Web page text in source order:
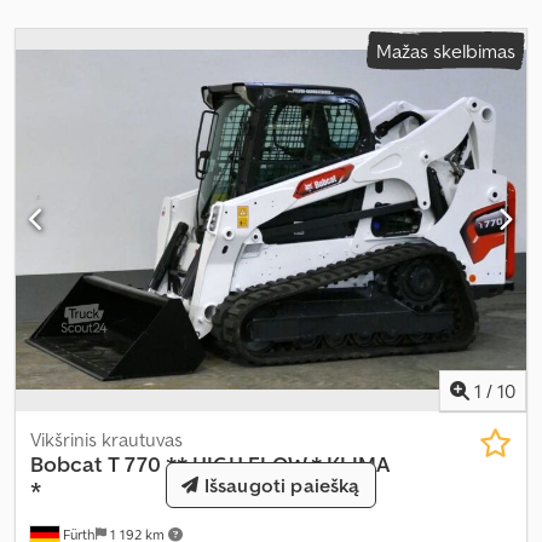
Mažas skelbimas
1 / 10
Fürth 1 192 km
Vikšrinis krautuvas
Bobcat T 770 ** HIGH FLOW * KLIMA
*
Išsaugoti paiešką